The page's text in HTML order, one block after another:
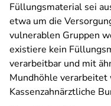
Füllungsmaterial sei
etwa um die
vulnerablen Gruppen
existiere kein
verarbeitbar und mit
Mundhöhle verarbeitet
Kassenzahnärztliche